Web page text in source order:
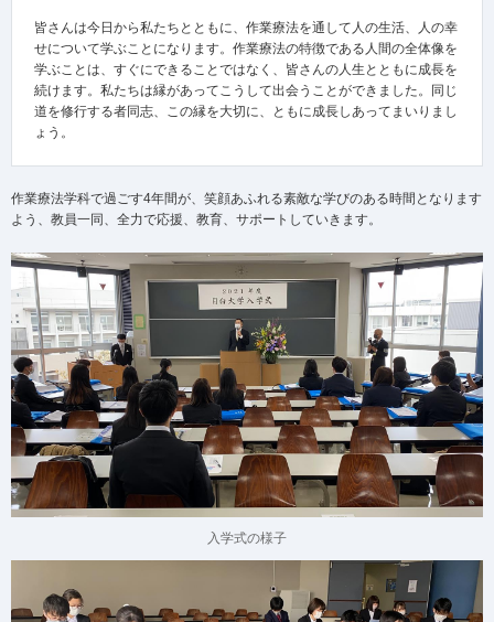
皆さんは今日から私たちとともに、作業療法を通して人の生活、人の幸
せについて学ぶことになります。作業療法の特徴である人間の全体像を
学ぶことは、すぐにできることではなく、皆さんの人生とともに成長を
続けます。私たちは縁があってこうして出会うことができました。同じ
道を修行する者同志、この縁を大切に、ともに成長しあってまいりまし
ょう。
作業療法学科で過ごす4年間が、笑顔あふれる素敵な学びのある時間となります
よう、教員一同、全力で応援、教育、サポートしていきます。
入学式の様子